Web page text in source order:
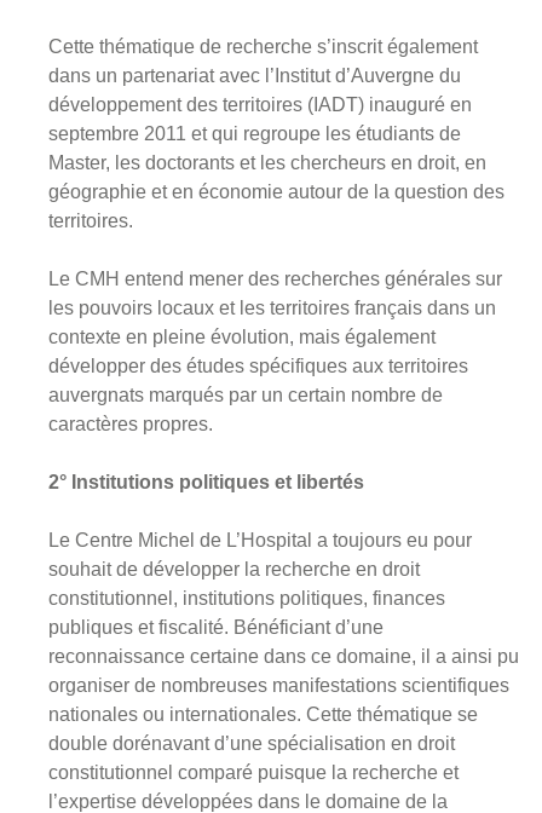
Cette thématique de recherche s’inscrit également
dans un partenariat avec l’Institut d’Auvergne du
développement des territoires (IADT) inauguré en
septembre 2011 et qui regroupe les étudiants de
Master, les doctorants et les chercheurs en droit, en
géographie et en économie autour de la question des
territoires.
Le CMH entend mener des recherches générales sur
les pouvoirs locaux et les territoires français dans un
contexte en pleine évolution, mais également
développer des études spécifiques aux territoires
auvergnats marqués par un certain nombre de
caractères propres.
2° Institutions politiques et libertés
Le Centre Michel de L’Hospital a toujours eu pour
souhait de développer la recherche en droit
constitutionnel, institutions politiques, finances
publiques et fiscalité. Bénéficiant d’une
reconnaissance certaine dans ce domaine, il a ainsi pu
organiser de nombreuses manifestations scientifiques
nationales ou internationales. Cette thématique se
double dorénavant d’une spécialisation en droit
constitutionnel comparé puisque la recherche et
l’expertise développées dans le domaine de la